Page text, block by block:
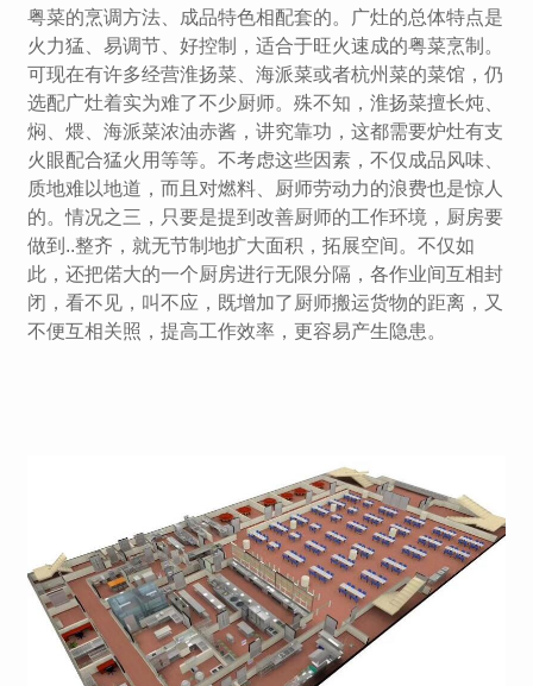
粤菜的烹调方法、成品特色相配套的。广灶的总体特点是
火力猛、易调节、好控制，适合于旺火速成的粤菜烹制。
可现在有许多经营淮扬菜、海派菜或者杭州菜的菜馆，仍
选配广灶着实为难了不少厨师。殊不知，淮扬菜擅长炖、
焖、煨、海派菜浓油赤酱，讲究靠功，这都需要炉灶有支
火眼配合猛火用等等。不考虑这些因素，不仅成品风味、
质地难以地道，而且对燃料、厨师劳动力的浪费也是惊人
的。情况之三，只要是提到改善厨师的工作环境，厨房要
做到..整齐，就无节制地扩大面积，拓展空间。不仅如
此，还把偌大的一个厨房进行无限分隔，各作业间互相封
闭，看不见，叫不应，既增加了厨师搬运货物的距离，又
不便互相关照，提高工作效率，更容易产生隐患。